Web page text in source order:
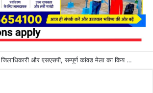
SIR के नोटिसों पर कांग्रेस ने जताई आपत्ति, मतदाताओं को किया जा रहा परेशान: राष्ट्रीय प्रवक्ता आलोक शर्मा